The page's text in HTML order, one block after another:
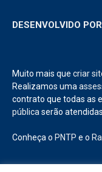
DESENVOLVIDO
Muito mais que criar
Realizamos uma
contrato que todas as
pública serão atendidas.
Conheça o PNTP e o